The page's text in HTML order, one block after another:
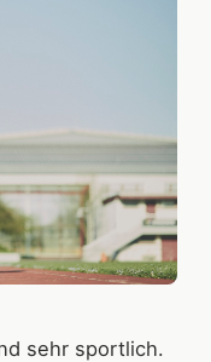
sehr sportlich.